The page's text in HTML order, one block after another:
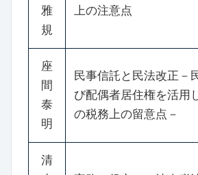
雅
規
上の注意点
座
間
泰
明
民事信託と民法改正－
び配偶者居住権を活用
の税務上の留意点－
清